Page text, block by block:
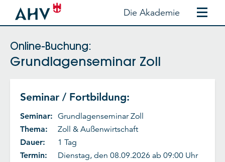
Die Akademie
Online-Buchung:
Grundlagenseminar Zoll
Seminar / Fortbildung:
Seminar: Grundlagenseminar Zoll
Thema: Zoll & Außenwirtschaft
Dauer: 1 Tag
Termin: Dienstag, den 08.09.2026 ab 09:00 Uhr